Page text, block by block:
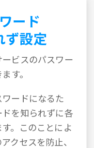
ード
ず設定
ビスのパスワー
す。
ードになるた
を知られずに各
。このことによ
クセスを防止、